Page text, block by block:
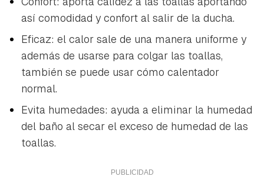
así comodidad y confort al salir de la ducha.
Eficaz: el calor sale de una manera uniforme y
además de usarse para colgar las toallas,
también se puede usar cómo calentador
normal.
Evita humedades: ayuda a eliminar la humedad
del baño al secar el exceso de humedad de las
toallas.